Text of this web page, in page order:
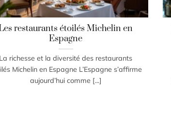
restaurants étoilés Michelin en
Espagne
La richesse et la diversité des restaurants
Michelin en Espagne L’Espagne s’affirme
aujourd’hui comme [...]